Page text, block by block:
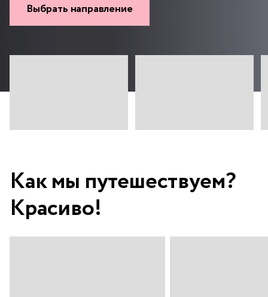
Выбрать направление
Как мы путешествуем?
Красиво!